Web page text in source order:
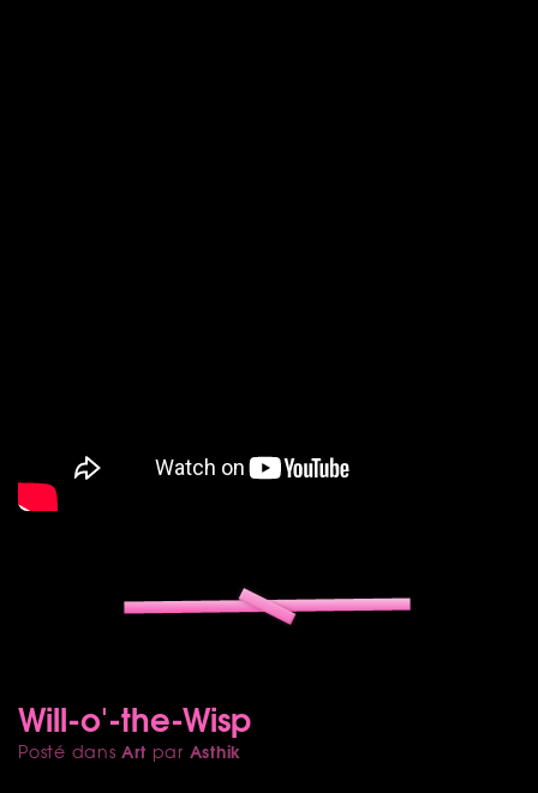
Will-o'-the-Wisp
Posté dansArt par Asthik